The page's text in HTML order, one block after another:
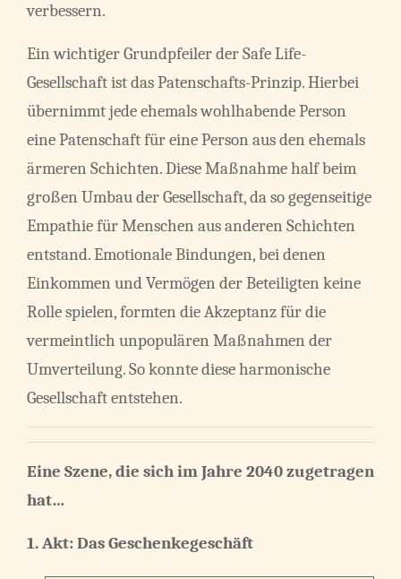
verbessern.
Ein wichtiger Grundpfeiler der Safe Life-
Gesellschaft ist das Patenschafts-Prinzip. Hierbei
übernimmt jede ehemals wohlhabende Person
eine Patenschaft für eine Person aus den ehemals
ärmeren Schichten. Diese Maßnahme half beim
großen Umbau der Gesellschaft, da so gegenseitige
Empathie für Menschen aus anderen Schichten
entstand. Emotionale Bindungen, bei denen
Einkommen und Vermögen der Beteiligten keine
Rolle spielen, formten die Akzeptanz für die
vermeintlich unpopulären Maßnahmen der
Umverteilung. So konnte diese harmonische
Gesellschaft entstehen.
Eine Szene, die sich im Jahre 2040 zugetragen
hat…
1. Akt: Das Geschenkegeschäft